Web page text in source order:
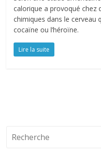
calorique a provoqué chez
chimiques dans le cerveau
cocaïne ou l’héroïne.
Lire la suite